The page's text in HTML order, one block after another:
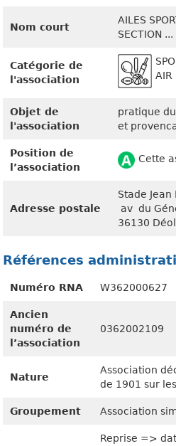
Nom court
AILES
SECTION ...
Catégorie de
l'association
AIR
Objet de
l'association
pratique
et
Position de
l’association
Cette
Adresse postale
Stade Jean
av du
36130
Références
Numéro RNA W362000627
Ancien
numéro de
l’association
0362002109
Nature
Association
de 1901 sur
Groupement Association
Reprise =>